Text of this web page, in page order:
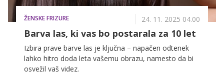
ŽENSKE FRIZURE 24. 11. 2025 04.00
Barva las, ki vas bo postarala za 10 let
Izbira prave barve las je ključna – napačen odtenek
lahko hitro doda leta vašemu obrazu, namesto da bi
osvežil vaš videz.